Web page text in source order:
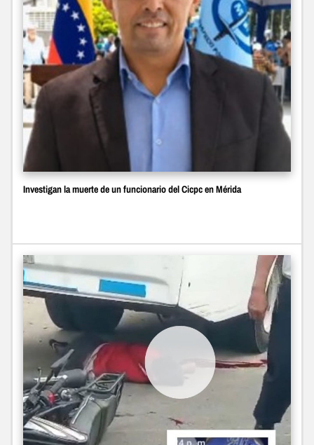
Investigan la muerte de un funcionario del Cicpc en Mérida